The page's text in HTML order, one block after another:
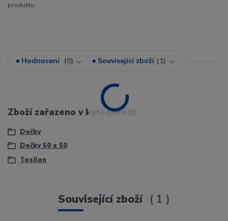
produktu:
Hodnocení 0 Související zboží 1
Zboží zařazeno v kategoriích
Dečky
Dečky 50 x 50
Tesilen
Související zboží 1